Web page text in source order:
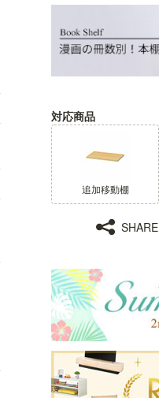
対応商品
追加移動棚
SHARE